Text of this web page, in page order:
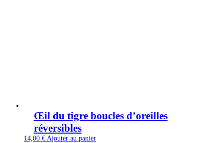
Œil du tigre boucles d’oreilles
réversibles
14,00 € Ajouter au panier